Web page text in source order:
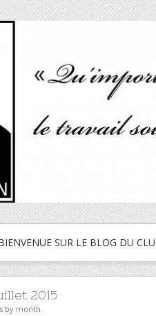
SUR LE BLOG DU
2015
by month.